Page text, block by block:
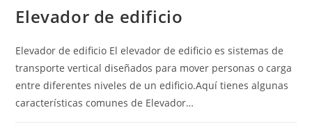
Elevador de edificio
Elevador de edificio El elevador de edificio es sistemas de
transporte vertical diseñados para mover personas o carga
entre diferentes niveles de un edificio.Aquí tienes algunas
características comunes de Elevador…